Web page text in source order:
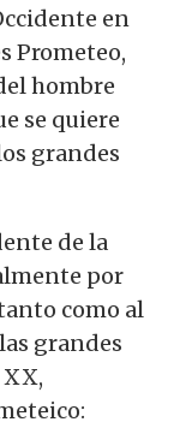
en
Prometeo,
hombre
se quiere
grandes
de la
por
como al
grandes